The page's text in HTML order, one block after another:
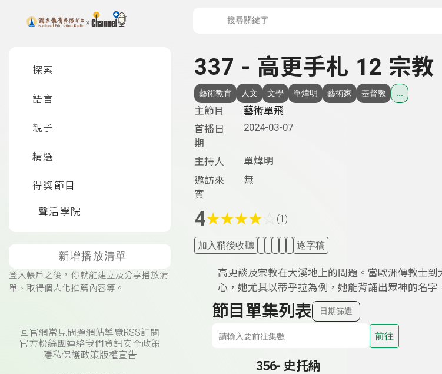
上方功能區塊
探索
語言
親子
精選
得獎節目
聲活學院
新增播放清單
登入帳戶之後，你就能建立及分享播放清
單、取得個人化推薦內容等。
回官網常見問題網站導覽RSS訂閱
官方粉絲團連絡我們 資訊安全政策
隱私保護政策版權宣告
337 - 高更手札 12 宗教
藝術教育 人文 文學 單煒明 藝術家 基督教
主節目
藝術單飛
首播日
期
2024-03-07
主持人
單煒明
邀訪來
賓
無
4★★★★ (1)
加入稍後收聽 逐字稿
高更談及宗教在大溪地上的問題。當歐洲傳教士
心，她尤其以蒂乎拉為例，她能背誦出眾神的名
節目單集列表 日期篩選
前往
356- 史托納